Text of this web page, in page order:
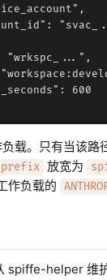
"wrkspc_...",
600
载。只有当该
放宽为
作负载的
spiffe-helper 维